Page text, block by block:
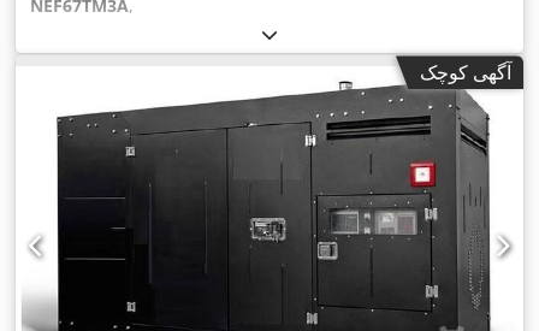
NEF67TM3A,
آگهی کوچک